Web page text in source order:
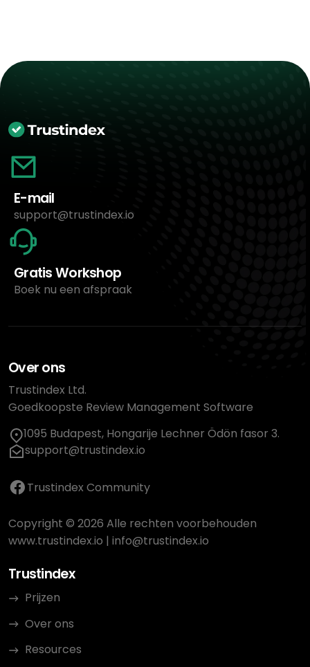
E-mail
support@trustindex.io
Gratis Workshop
Boek nu een afspraak
Over ons
Trustindex Ltd.
Goedkoopste Review Management Software
1095 Budapest, Hongarije Lechner Ödön fasor 3.
support@trustindex.io
Trustindex Community
Copyright © 2026 Alle rechten voorbehouden
www.trustindex.io | info@trustindex.io
Trustindex
Prijzen
Over ons
Resources